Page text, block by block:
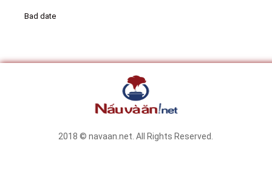
Bad date
2018 © navaan.net. All Rights Reserved.